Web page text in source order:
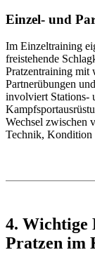
Einzel- und
Im Einzeltraining
freistehende
Pratzentraining mit
Partnerübungen
involviert Stations-
Wechsel zwischen
Technik, Kondition
4.
Pratzen im